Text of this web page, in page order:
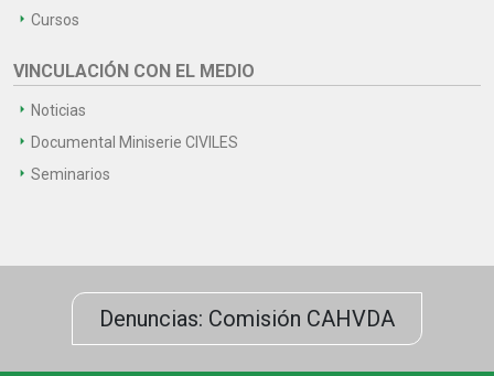
Cursos
VINCULACIÓN CON EL MEDIO
Noticias
Documental Miniserie CIVILES
Seminarios
Denuncias: Comisión CAHVDA